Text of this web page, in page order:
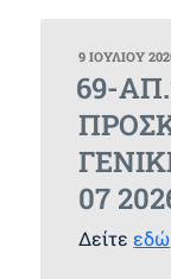
ΣΤΙΣ
9 ΙΟΥΛΊΟΥ
69-
07
Δείτεεδώ